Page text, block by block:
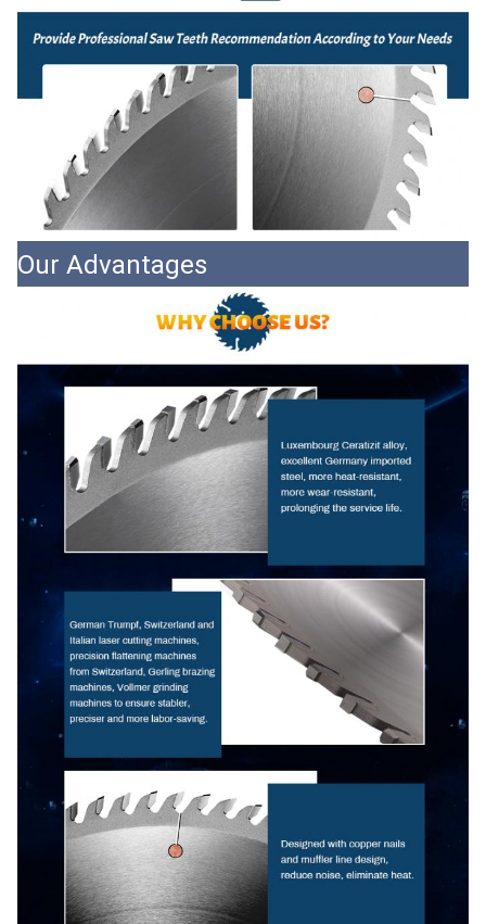
Our Advantages